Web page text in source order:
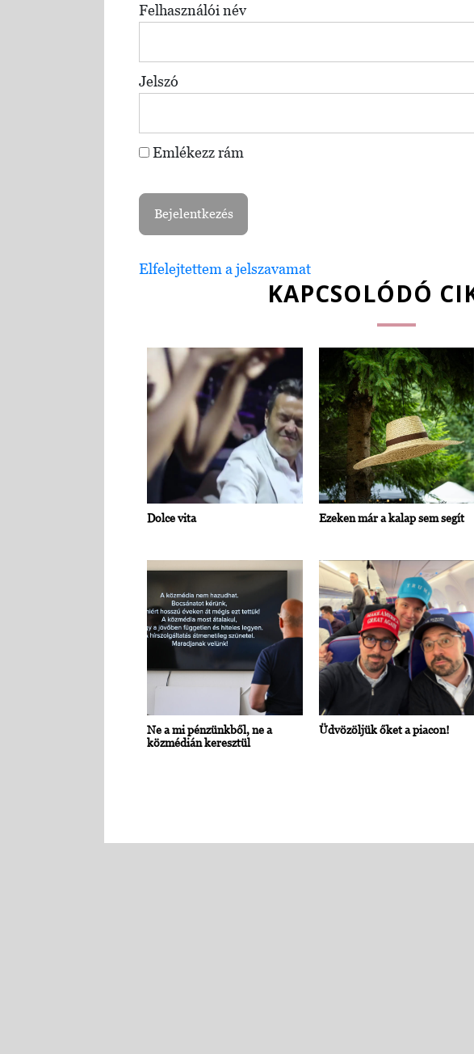
Felhasználói név
Jelszó
Emlékezz rám
Elfelejtettem a jelszavamat
KAPCSOLÓDÓ
Dolce vita Ezeken már a kalap sem segít
Ne a mi pénzünkből, ne a
közmédián keresztül
Üdvözöljük őket a piacon!